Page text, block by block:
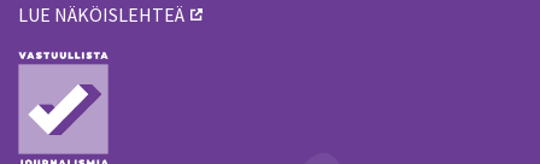
LUE NÄKÖISLEHTEÄ